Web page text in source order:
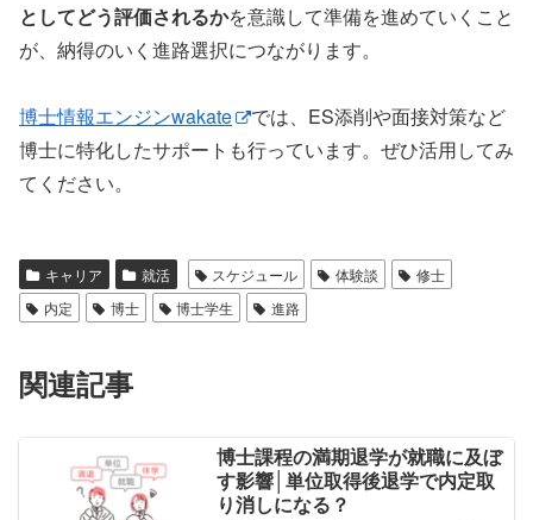
としてどう評価されるかを意識して準備を進めていくこと
が、納得のいく進路選択につながります。
博士情報エンジンwakate
では、ES添削や面接対策など
博士に特化したサポートも行っています。ぜひ活用してみ
てください。
キャリア 就活 スケジュール 体験談
修士
内定
博士 博士学生 進路
関連記事
博士課程の満期退学が就職に及ぼ
す影響│単位取得後退学で内定取
り消しになる？